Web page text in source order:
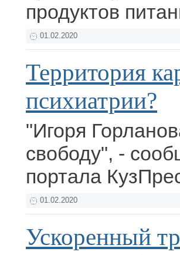
продуктов
01.02.2020
Территория
психиатрии?
"Игоря
свободу", -
портала
01.02.2020
Ускоренный